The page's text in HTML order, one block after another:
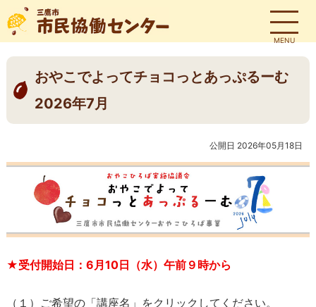
MENU
おやこでよってチョコっとあっぷるーむ
2026年7月
公開日 2026年05月18日
★受付開始日：6月10日（水）午前９時から
（１）ご希望の「講座名」をクリックしてください。